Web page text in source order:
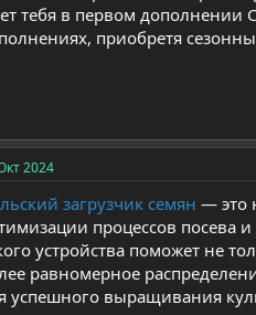
тебя в первом дополнении
приобретя
2024
загрузчик семян — это
процессов посева
устройства поможет не
равномерное
успешного выращивания